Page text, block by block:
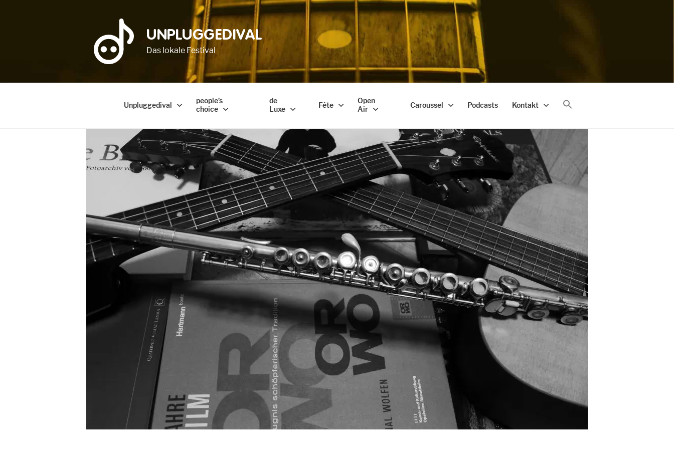
UNPLUGGEDIVAL
Das lokale Festival
Unpluggedival
people’s
choice
de
Luxe
Fête
Open
Air
Caroussel Podcasts Kontakt